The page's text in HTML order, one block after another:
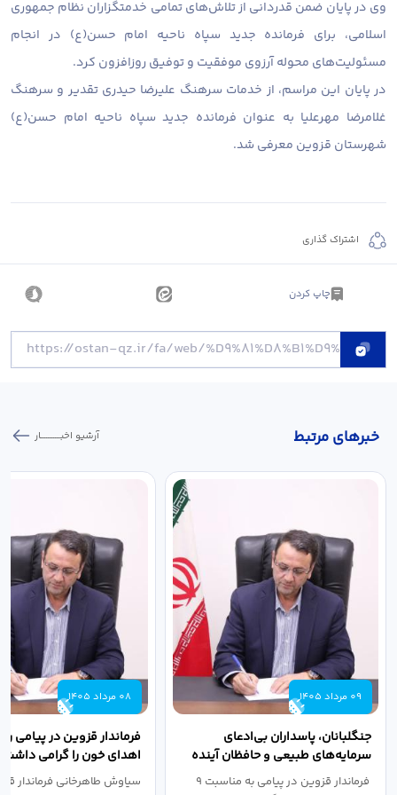
وی در پایان ضمن قدردانی از تلاش‌های تمامی خدمتگزاران نظام جمهوری
اسلامی، برای فرمانده جدید سپاه ناحیه امام حسن(ع) در انجام
مسئولیت‌های محوله آرزوی موفقیت و توفیق روزافزون کرد.
در پایان این مراسم، از خدمات سرهنگ علیرضا حیدری تقدیر و سرهنگ
غلامرضا مهرعلیا به عنوان فرمانده جدید سپاه ناحیه امام حسن(ع)
شهرستان قزوین معرفی شد.
اشتراک گذاری
چاپ کردن
خبر‌های مرتبط آرشیو اخبـــــــــــار
09 مرداد 1405
جنگلبانان، پاسداران بی‌ادعای
سرمایه‌های طبیعی و حافظان آینده
سرزمین هستند
فرماندار قزوین در پیامی به مناسبت ۹
08 مرداد 1405
فرماندار قزوین در پیامی
اهدای خون را گرامی داشت
سیاوش طاهرخانی فرماندار